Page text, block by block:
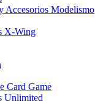
Accesorios Modelismo
X-Wing
Card Game
Unlimited